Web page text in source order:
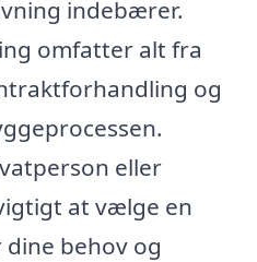
indebærer.
omfatter alt fra
og
eller
at vælge en
behov og